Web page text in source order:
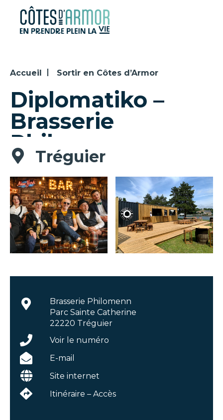
Panneau de gestion des cookies
Accueil Sortir en Côtes d’Armor
Diplomatiko –
Brasserie
Philomenn
Tréguier
Brasserie Philomenn
Parc Sainte Catherine
22220 Tréguier
Voir le numéro
E-mail
Site internet
Itinéraire – Accès